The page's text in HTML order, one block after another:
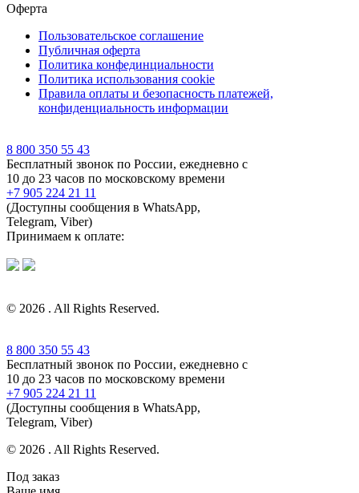
Оферта
Пользовательское соглашение
Публичная оферта
Политика конфединциальности
Политика использования cookie
Правила оплаты и безопасность платежей,
конфиденциальность информации
8 800 350 55 43
Бесплатный звонок по России, ежедневно с
10 до 23 часов по московскому времени
+7 905 224 21 11
(Доступны сообщения в WhatsApp,
Telegram, Viber)
Принимаем к оплате:
© 2026 . All Rights Reserved.
8 800 350 55 43
Бесплатный звонок по России, ежедневно с
10 до 23 часов по московскому времени
+7 905 224 21 11
(Доступны сообщения в WhatsApp,
Telegram, Viber)
© 2026 . All Rights Reserved.
Под заказ